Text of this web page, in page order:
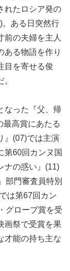
れたロシア発の
。ある日突然行
前の夫婦を主人
ある物語を作り
目を寄せる俊
なった『父、帰
最高賞にあたる
』(07)では主演
第60回カンヌ国
ナの惑い』(11)
部門審査員特別
は第67回カン
グローブ賞を受
画祭で受賞を果
才能の持ち主な